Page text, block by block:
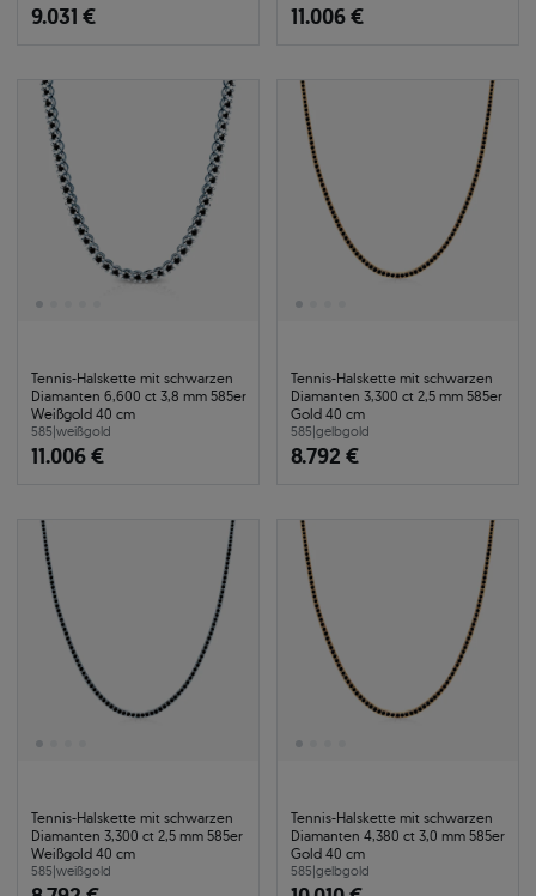
9.031 € 11.006 €
Tennis-Halskette mit schwarzen
Diamanten 6,600 ct 3,8 mm 585er
Weißgold 40 cm
585|weißgold
11.006 €
Tennis-Halskette mit schwarzen
Diamanten 3,300 ct 2,5 mm 585er
Gold 40 cm
585|gelbgold
8.792 €
Tennis-Halskette mit schwarzen
Diamanten 3,300 ct 2,5 mm 585er
Weißgold 40 cm
585|weißgold
Tennis-Halskette mit schwarzen
Diamanten 4,380 ct 3,0 mm 585er
Gold 40 cm
585|gelbgold